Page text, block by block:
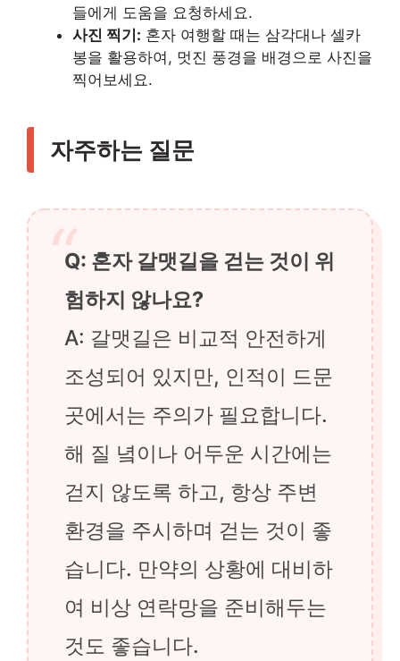
들에게 도움을 요청하세요.
사진 찍기: 혼자 여행할 때는 삼각대나 셀카
봉을 활용하여, 멋진 풍경을 배경으로 사진을
찍어보세요.
자주하는 질문
Q: 혼자 갈맷길을 걷는 것이 위
험하지 않나요?
A: 갈맷길은 비교적 안전하게
조성되어 있지만, 인적이 드문
곳에서는 주의가 필요합니다.
해 질 녘이나 어두운 시간에는
걷지 않도록 하고, 항상 주변
환경을 주시하며 걷는 것이 좋
습니다. 만약의 상황에 대비하
여 비상 연락망을 준비해두는
것도 좋습니다.